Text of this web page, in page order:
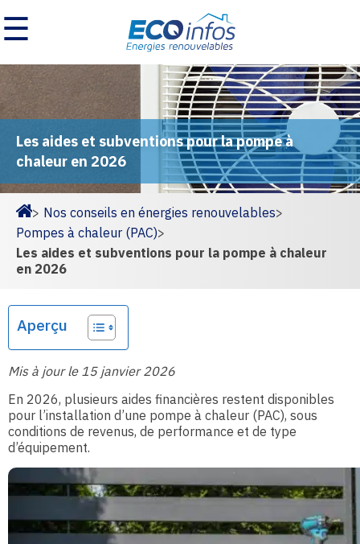
☰
Les aides et subventions pour la pompe à
chaleur en 2026
Homepage
> Nos conseils en énergies renouvelables>
Pompes à chaleur (PAC)>
Les aides et subventions pour la pompe à chaleur
en 2026
Aperçu
Mis à jour le 15 janvier 2026
En 2026, plusieurs aides financières restent disponibles
pour l’installation d’une pompe à chaleur (PAC), sous
conditions de revenus, de performance et de type
d’équipement.